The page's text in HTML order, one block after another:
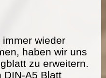
wieder
haben wir uns
zu erweitern.
DIN-A5 Blatt